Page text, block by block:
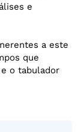
e
a este
que
o tabulador